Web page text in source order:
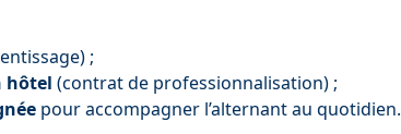
;
hôtel (contrat de professionnalisation) ;
pour accompagner l’alternant au quotidien.